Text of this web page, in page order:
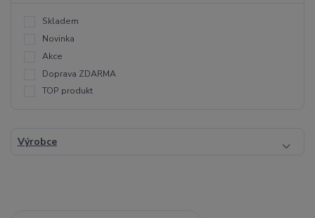
Skladem
Novinka
Akce
Doprava ZDARMA
TOP produkt
Výrobce